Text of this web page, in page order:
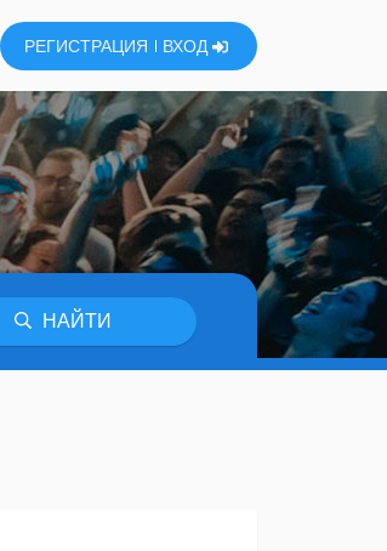
РЕГИСТРАЦИЯ ВХОД
НАЙТИ